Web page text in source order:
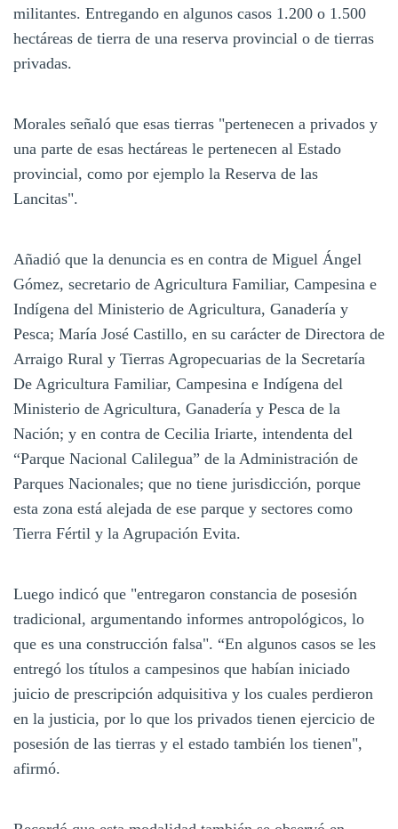
militantes. Entregando en algunos casos 1.200 o 1.500
hectáreas de tierra de una reserva provincial o de tierras
privadas.
Morales señaló que esas tierras "pertenecen a privados y
una parte de esas hectáreas le pertenecen al Estado
provincial, como por ejemplo la Reserva de las
Lancitas".
Añadió que la denuncia es en contra de Miguel Ángel
Gómez, secretario de Agricultura Familiar, Campesina e
Indígena del Ministerio de Agricultura, Ganadería y
Pesca; María José Castillo, en su carácter de Directora de
Arraigo Rural y Tierras Agropecuarias de la Secretaría
De Agricultura Familiar, Campesina e Indígena del
Ministerio de Agricultura, Ganadería y Pesca de la
Nación; y en contra de Cecilia Iriarte, intendenta del
“Parque Nacional Calilegua” de la Administración de
Parques Nacionales; que no tiene jurisdicción, porque
esta zona está alejada de ese parque y sectores como
Tierra Fértil y la Agrupación Evita.
Luego indicó que "entregaron constancia de posesión
tradicional, argumentando informes antropológicos, lo
que es una construcción falsa". “En algunos casos se les
entregó los títulos a campesinos que habían iniciado
juicio de prescripción adquisitiva y los cuales perdieron
en la justicia, por lo que los privados tienen ejercicio de
posesión de las tierras y el estado también los tienen",
afirmó.